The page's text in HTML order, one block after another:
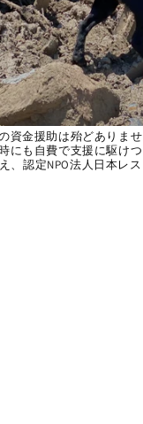
資金援助は殆どありませ
にも自費で支援に駆けつ
、認定NPO法人日本レス